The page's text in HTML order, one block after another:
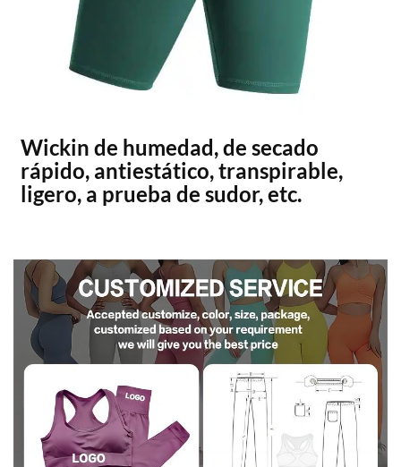
Wickin de humedad, de secado
rápido, antiestático, transpirable,
ligero, a prueba de sudor, etc.